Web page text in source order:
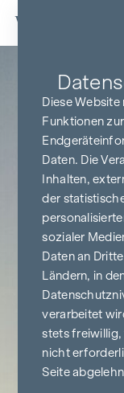
Zum Inhalt springen
Diese
Funktionen
Daten. Die
Inhalten,
der
sozialer
Daten an
Ländern, in
verarbeitet
stets freiwillig,
nicht
Seite